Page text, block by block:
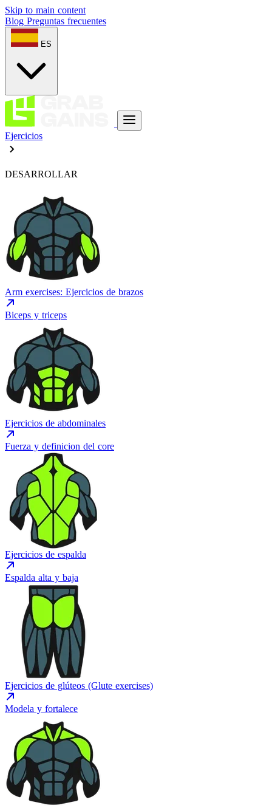
Skip to main content
Blog Preguntas frecuentes
ES
Ejercicios
DESARROLLAR
Arm exercises: Ejercicios de brazos
Biceps y triceps
Ejercicios de abdominales
Fuerza y definicion del core
Ejercicios de espalda
Espalda alta y baja
Ejercicios de glúteos (Glute exercises)
Modela y fortalece